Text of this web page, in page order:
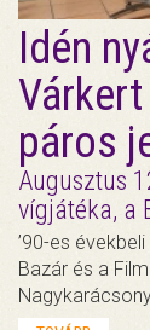
Idén
páros
Augusztus
vígjátéka, a
’90-es
Bazár és a